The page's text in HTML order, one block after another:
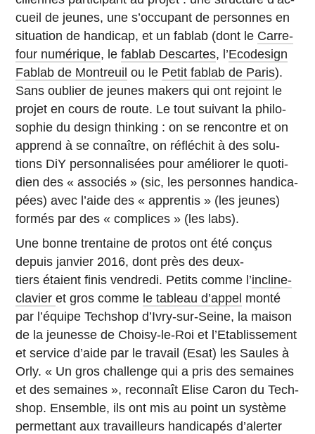
cueil de jeunes, une s’oc­cu­pant de per­sonnes en
si­tua­tion de han­di­cap, et un fablab (dont le Car­re­
four numérique, lefablab Descartes, l’Eco­de­sign
Fablab de Montreuil ou le Petit fablab de Paris).
Sans oublier de jeunes makers qui ont rejoint le
projet en cours de route. Le tout suivant la phi­lo­
so­phie du design thin­king : on se ren­contre et on
apprend à se connaître, on ré­flé­chit à des so­lu­
tions DiY per­son­na­li­sées pour amé­lio­rer le quo­ti­
dien des « as­so­ciés » (sic, les per­sonnes han­di­ca­
pées) avec l’aide des « ap­pren­tis » (les jeunes)
formés par des « com­plices » (les labs).
Une bonne tren­taine de protos ont été conçus
depuis janvier 2016, dont près des deux-
tiers étaient finis ven­dredi. Petits comme l’in­cline-
cla­vieret gros comme le tableau d’appel monté
par l’équipe Tech­shop d’Ivry-sur-Seine, la maison
de la jeu­nesse de Choisy-le-Roi et l’Eta­blis­se­ment
et service d’aide par le travail (Esat) les Saules à
Orly. « Un gros chal­lenge qui a pris des se­maines
et des se­maines », re­con­naît Elise Caron du Tech­
shop. En­semble, ils ont mis au point un système
per­met­tant aux tra­vailleurs han­di­ca­pés d’aler­ter